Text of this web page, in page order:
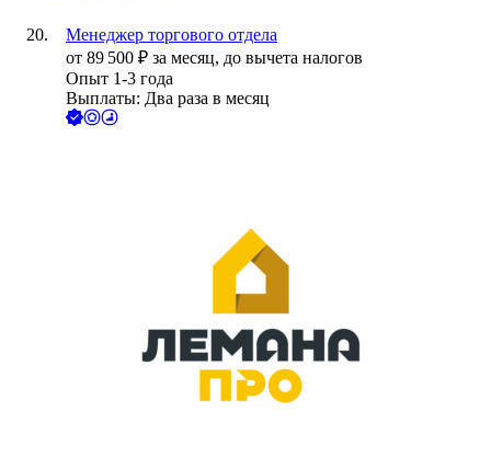
Менеджер торгового отдела
от 89 500 ₽ за месяц, до вычета налогов
Опыт 1-3 года
Выплаты: Два раза в месяц